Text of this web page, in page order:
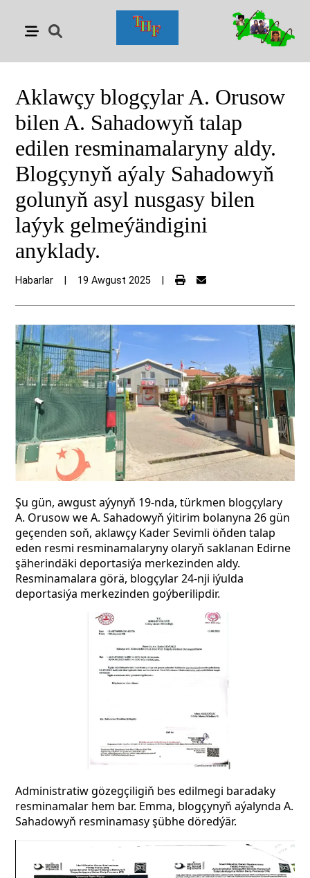
Aklawçy blogçylar A. Orusow
bilen A. Sahadowyň talap
edilen resminamalaryny aldy.
Blogçynyň aýaly Sahadowyň
golunyň asyl nusgasy bilen
laýyk gelmeýändigini
anyklady.
Habarlar 19 Awgust 2025
Şu gün, awgust aýynyň 19-nda, türkmen blogçylary
A. Oru­sow we A. Sahadowyň ýitirim bolanyna 26 gün
geçenden soň, aklawçy Kader Sevimli öňden talap
eden resmi resminamalaryny olaryň saklanan Edirne
şäherindäki deportasiýa merkezinden aldy.
Resminamalara görä, blogçylar 24-nji iýulda
deportasiýa merkezinden goýberilipdir.
Administratiw gözegçiligiň bes edilmegi baradaky
resminamalar hem bar. Emma, blogçynyň aýalynda A.
Sahadowyň resminamasy şübhe döredýär.